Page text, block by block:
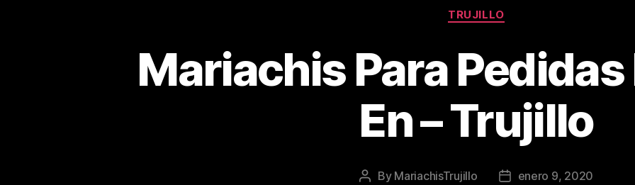
Categories
TRUJILLO
Mariachis Para Pedidas
En – Trujillo
Post
By MariachisTrujillo
Postenero 9, 2020